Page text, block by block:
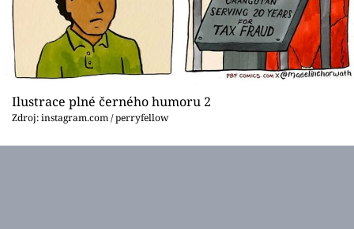
Ilustrace plné černého humoru 2
Zdroj: instagram.com / perryfellow